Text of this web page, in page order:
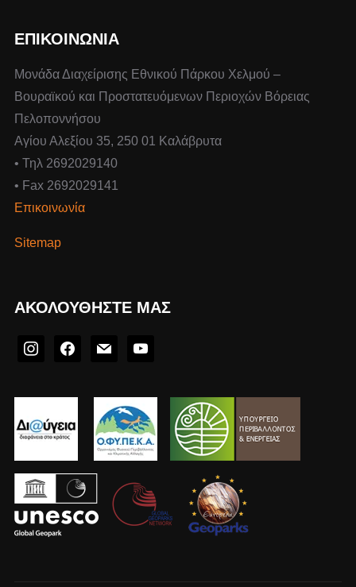
ΕΠΙΚΟΙΝΩΝΙΑ
Μονάδα Διαχείρισης Εθνικού Πάρκου Χελμού –
Βουραϊκού και Προστατευόμενων Περιοχών Βόρειας
Πελοποννήσου
Αγίου Αλεξίου 35, 250 01 Καλάβρυτα
• Τηλ 2692029140
• Fax 2692029141
Επικοινωνία
Sitemap
ΑΚΟΛΟΥΘΉΣΤΕ ΜΑΣ